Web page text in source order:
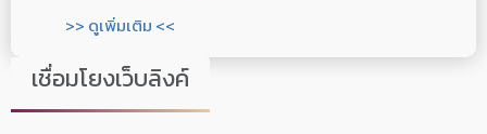
>> ดูเพิ่มเติม <<
เชื่อมโยงเว็บลิงค์